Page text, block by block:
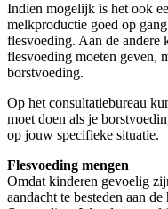
Indien mogelijk is het ook
melkproductie goed op
flesvoeding. Aan de andere
flesvoeding moeten geven,
borstvoeding.
Op het consultatiebureau
moet doen als je
op jouw specifieke situatie.
Flesvoeding mengen
Omdat kinderen gevoelig
aandacht te besteden aan